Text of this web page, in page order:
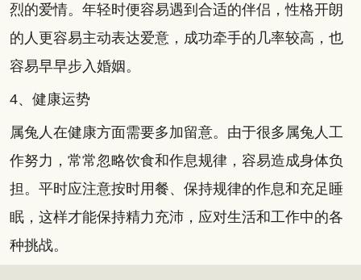
烈的爱情。年轻时便容易遇到合适的伴侣，性格开朗
的人更容易主动表达爱意，成功牵手的几率较高，也
容易早早步入婚姻。
4、健康运势
属兔人在健康方面需要多加留意。由于很多属兔人工
作努力，常常忽略饮食和作息规律，容易造成身体负
担。平时应注意按时用餐、保持规律的作息和充足睡
眠，这样才能保持精力充沛，应对生活和工作中的各
种挑战。